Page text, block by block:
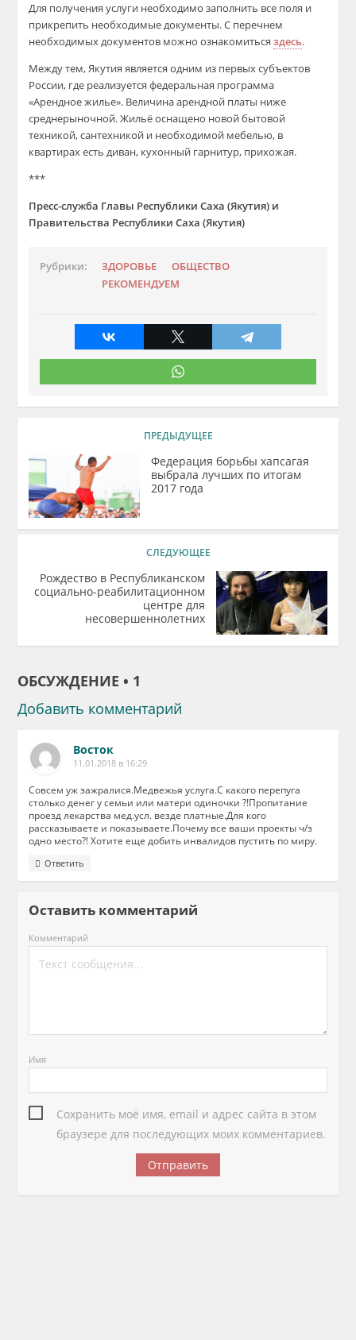
Для получения услуги необходимо заполнить все поля и
прикрепить необходимые документы. С перечнем
необходимых документов можно ознакомитьсяздесь.
Между тем, Якутия является одним из первых субъектов
России, где реализуется федеральная программа
«Арендное жилье». Величина арендной платы ниже
среднерыночной. Жильё оснащено новой бытовой
техникой, сантехникой и необходимой мебелью, в
квартирах есть диван, кухонный гарнитур, прихожая.
***
Пресс-служба Главы Республики Саха (Якутия) и
Правительства Республики Саха (Якутия)
Рубрики: ЗДОРОВЬЕ
ОБЩЕСТВО
РЕКОМЕНДУЕМ
ПРЕДЫДУЩЕЕ
Федерация борьбы хапсагая
выбрала лучших по итогам
2017 года
СЛЕДУЮЩЕЕ
Рождество в Республиканском
социально-реабилитационном
центре для
несовершеннолетних
ОБСУЖДЕНИЕ • 1
Добавить комментарий
Восток
11.01.2018 в 16:29
Совсем уж зажралися.Медвежья услуга.С какого перепуга
столько денег у семьи или матери одиночки ?!Пропитание
проезд лекарства мед.усл. везде платные.Для кого
рассказываете и показываете.Почему все ваши проекты ч/з
одно место?! Хотите еще добить инвалидов пустить по миру.
Ответить
Оставить комментарий
Комментарий
Имя
Сохранить моё имя, email и адрес сайта в этом
браузере для последующих моих комментариев.